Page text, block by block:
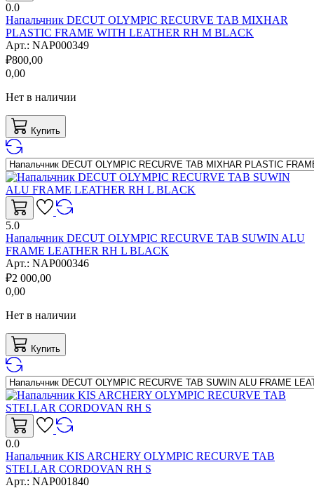
0.0
Напальчник DECUT OLYMPIC RECURVE TAB MIXHAR
PLASTIC FRAME WITH LEATHER RH M BLACK
Арт.: NAP000349
₽800,00
0,00
Нет в наличии
Купить
5.0
Напальчник DECUT OLYMPIC RECURVE TAB SUWIN ALU
FRAME LEATHER RH L BLACK
Арт.: NAP000346
₽2 000,00
0,00
Нет в наличии
Купить
0.0
Напальчник KIS ARCHERY OLYMPIC RECURVE TAB
STELLAR CORDOVAN RH S
Арт.: NAP001840